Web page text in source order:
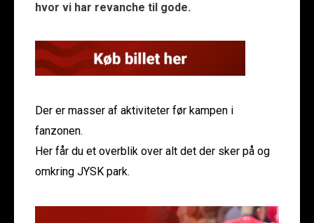
hvor vi har revanche til gode.
Der er masser af aktiviteter før kampen i
fanzonen.
Her får du et overblik over alt det der sker på og
omkring JYSK park.